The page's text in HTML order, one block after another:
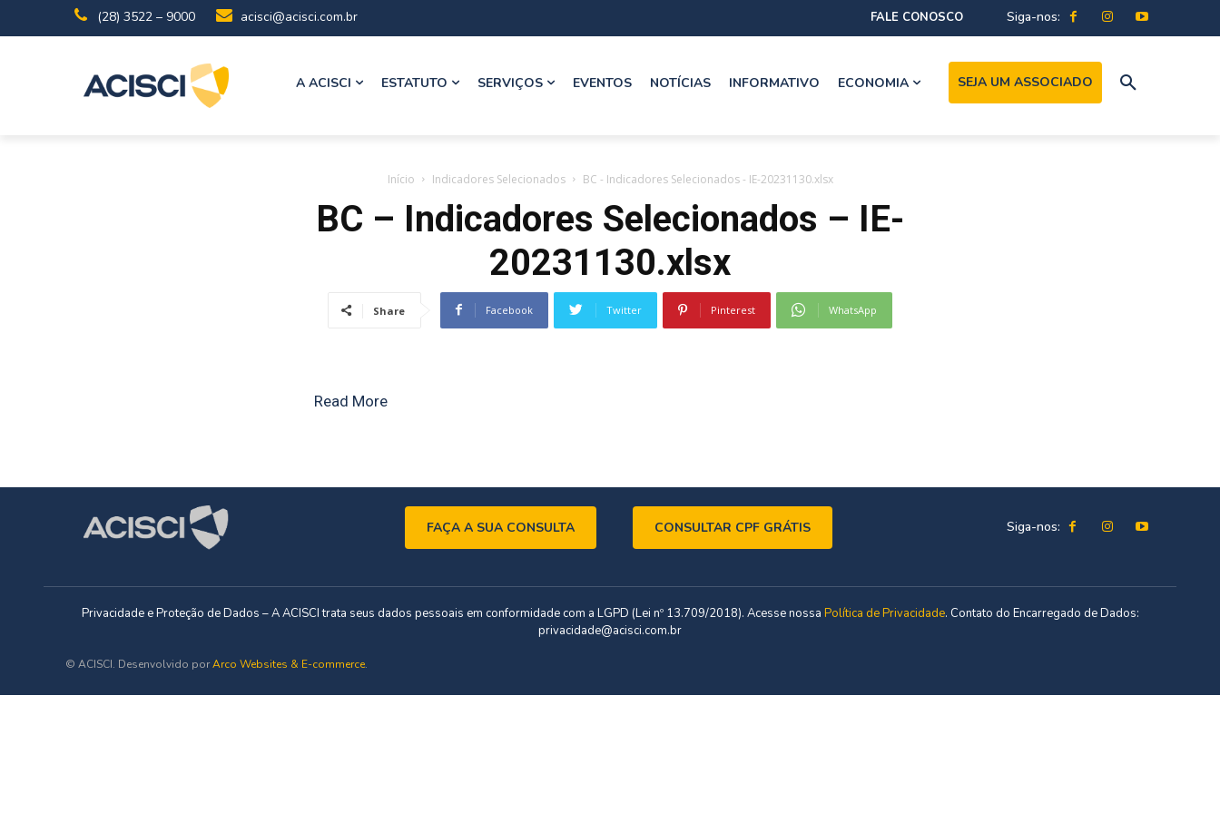
(28) 3522 – 9000 acisci@acisci.com.br FALE CONOSCO Siga-nos:
A ACISCI ESTATUTO SERVIÇOS EVENTOS NOTÍCIAS INFORMATIVO ECONOMIA SEJA UM ASSOCIADO
Início Indicadores Selecionados BC - Indicadores Selecionados - IE-20231130.xlsx
BC – Indicadores Selecionados – IE-
20231130.xlsx
Share Facebook Twitter Pinterest WhatsApp
Read More
FAÇA A SUA CONSULTA CONSULTAR CPF GRÁTIS Siga-nos:
Privacidade e Proteção de Dados – A ACISCI trata seus dados pessoais em conformidade com a LGPD (Lei nº 13.709/2018). Acesse nossa Política de Privacidade. Contato do Encarregado de Dados:
privacidade@acisci.com.br
© ACISCI. Desenvolvido porArco Websites & E-commerce.